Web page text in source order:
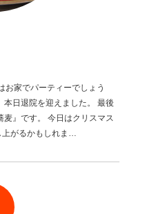
お家でパーティーでしょう
日退院を迎えました。 最後
』です。 今日はクリスマス
上がるかもしれま…